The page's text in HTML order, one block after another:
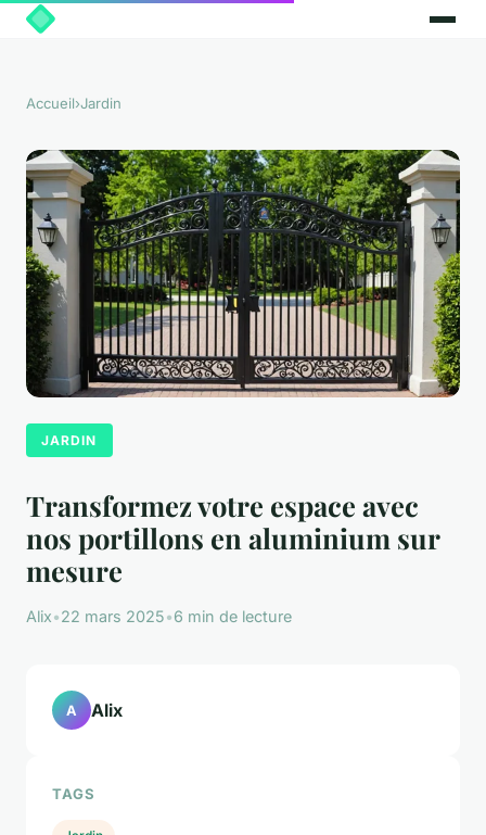
Accueil›Jardin
JARDIN
Transformez votre espace avec
nos portillons en aluminium sur
mesure
Alix•22 mars 2025•6 min de lecture
A Alix
TAGS